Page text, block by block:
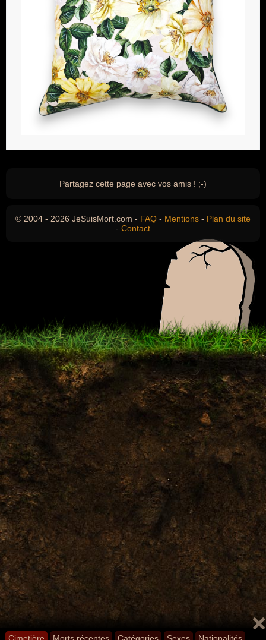
Partagez cette page avec vos amis ! ;-)
© 2004 - 2026 JeSuisMort.com - FAQ - Mentions - Plan du site
- Contact